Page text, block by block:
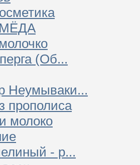
МЁДА
(Об...
Неумываки...
прополиса
молоко
- р...